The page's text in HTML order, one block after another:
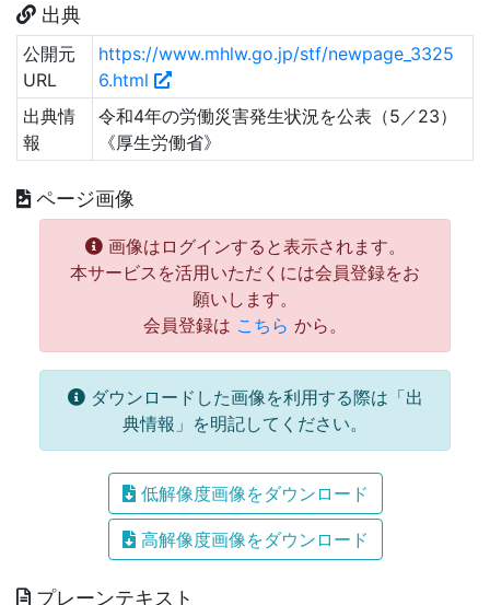
出典
公開元
URL
https://www.mhlw.go.jp/stf/newpage_3325
6.html
出典情
報
令和4年の労働災害発生状況を公表（5／23）
《厚生労働省》
ページ画像
画像はログインすると表示されます。
本サービスを活用いただくには会員登録をお
願いします。
会員登録は こちら から。
ダウンロードした画像を利用する際は「出
典情報」を明記してください。
低解像度画像をダウンロード
高解像度画像をダウンロード
プレーンテキスト